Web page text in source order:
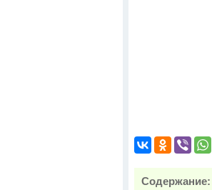
Содержание: